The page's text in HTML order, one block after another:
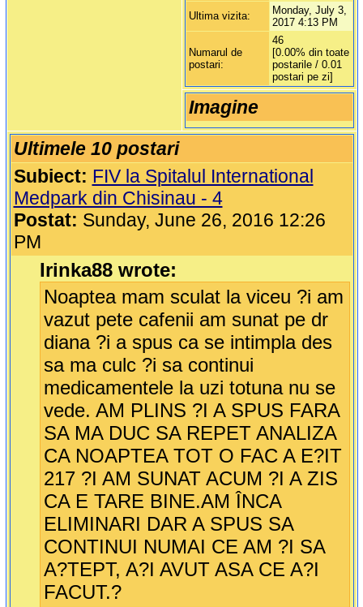
Ultima vizita:
Monday, July 3,
2017 4:13 PM
Numarul de
postari:
46
[0.00% din toate
postarile / 0.01
postari pe zi]
Imagine
Ultimele 10 postari
Subiect: FIV la Spitalul International
Medpark din Chisinau - 4
Postat: Sunday, June 26, 2016 12:26
PM
Irinka88 wrote:
Noaptea mam sculat la viceu ?i am
vazut pete cafenii am sunat pe dr
diana ?i a spus ca se intimpla des
sa ma culc ?i sa continui
medicamentele la uzi totuna nu se
vede. AM PLINS ?I A SPUS FARA
SA MA DUC SA REPET ANALIZA
CA NOAPTEA TOT O FAC A E?IT
217 ?I AM SUNAT ACUM ?I A ZIS
CA E TARE BINE.AM ÎNCA
ELIMINARI DAR A SPUS SA
CONTINUI NUMAI CE AM ?I SA
A?TEPT, A?I AVUT ASA CE A?I
FACUT.?